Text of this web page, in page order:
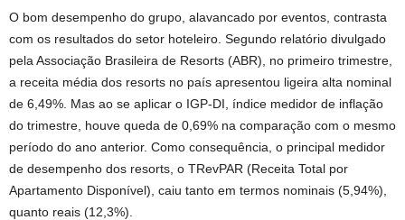
O bom desempenho do grupo, alavancado por eventos, contrasta
com os resultados do setor hoteleiro. Segundo relatório divulgado
pela Associação Brasileira de Resorts (ABR), no primeiro trimestre,
a receita média dos resorts no país apresentou ligeira alta nominal
de 6,49%. Mas ao se aplicar o IGP-DI, índice medidor de inflação
do trimestre, houve queda de 0,69% na comparação com o mesmo
período do ano anterior. Como consequência, o principal medidor
de desempenho dos resorts, o TRevPAR (Receita Total por
Apartamento Disponível), caiu tanto em termos nominais (5,94%),
quanto reais (12,3%).